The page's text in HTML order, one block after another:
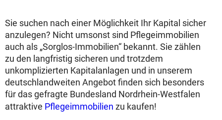
Sie suchen nach einer Möglichkeit Ihr Kapital sicher
anzulegen? Nicht umsonst sind Pflegeimmobilien
auch als „Sorglos-Immobilien“ bekannt. Sie zählen
zu den langfristig sicheren und trotzdem
unkomplizierten Kapitalanlagen und in unserem
deutschlandweiten Angebot finden sich besonders
für das gefragte Bundesland Nordrhein-Westfalen
attraktive Pflegeimmobilien zu kaufen!